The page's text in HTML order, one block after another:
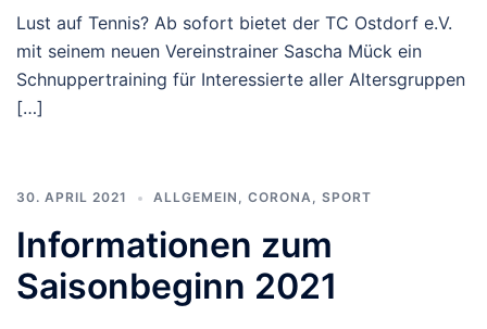
Lust auf Tennis? Ab sofort bietet der TC Ostdorf e.V.
mit seinem neuen Vereinstrainer Sascha Mück ein
Schnuppertraining für Interessierte aller Altersgruppen
[…]
30. APRIL 2021 ALLGEMEIN , CORONA, SPORT
Informationen zum
Saisonbeginn 2021